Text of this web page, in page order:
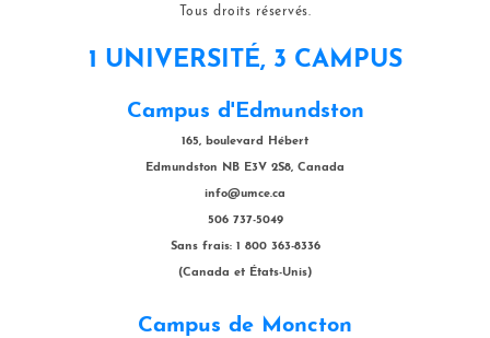
Tous droits réservés.
1 UNIVERSITÉ, 3 CAMPUS
Campus d'Edmundston
165, boulevard Hébert
Edmundston NB E3V 2S8, Canada
info@umce.ca
506 737-5049
Sans frais: 1 800 363-8336
(Canada et États-Unis)
Campus de Moncton